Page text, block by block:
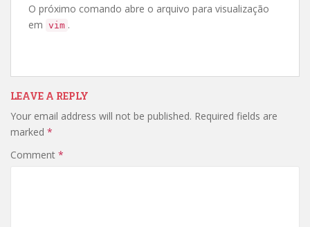
O próximo comando abre o arquivo para visualização
em vim .
LEAVE A REPLY
Your email address will not be published. Required fields are
marked *
Comment *